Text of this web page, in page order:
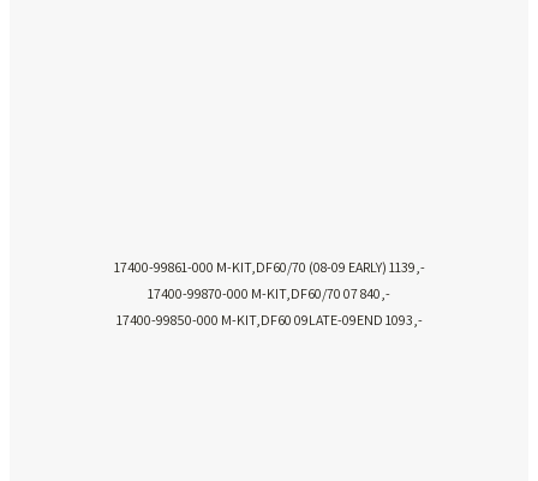
17400-99861-000 M-KIT,DF60/70 (08-09 EARLY) 1139,-
17400-99870-000 M-KIT,DF60/70 07 840,-
17400-99850-000 M-KIT,DF60 09LATE-09END 1093,-